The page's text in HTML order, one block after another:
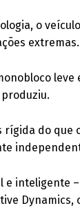
o
extremas.
rígida do
e inteligente